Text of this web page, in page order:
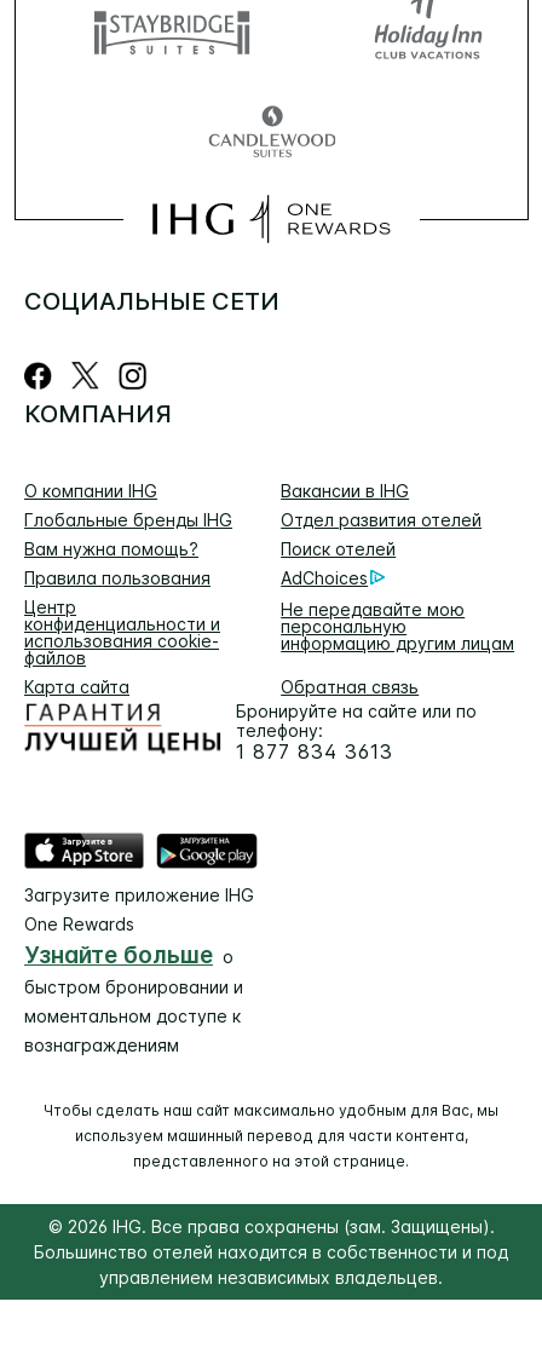
СОЦИАЛЬНЫЕ СЕТИ
КОМПАНИЯ
О компании IHG
Вакансии в IHG
Глобальные бренды IHG
Отдел развития отелей
Вам нужна помощь?
Поиск отелей
Правила пользования
AdChoices
Центр
конфиденциальности и
использования cookie-
файлов
Не передавайте мою
персональную
информацию другим лицам
Карта сайта
Обратная связь
Бронируйте на сайте или по
телефону:
1 877 834 3613
Загрузите приложение IHG
One Rewards
Узнайте больше о
быстром бронировании и
моментальном доступе к
вознаграждениям
Чтобы сделать наш сайт максимально удобным для Вас, мы
используем машинный перевод для части контента,
представленного на этой странице.
© 2026 IHG. Все права сохранены (зам. Защищены).
Большинство отелей находится в собственности и под
управлением независимых владельцев.
Select